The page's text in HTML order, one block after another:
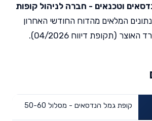
וטכנאים - חברה לניהול קופות
המלאים מהדוח החודשי האחרון
(תקופת דיווח 04/2026).
קופת גמל הנדסאים - מסלול 50-60